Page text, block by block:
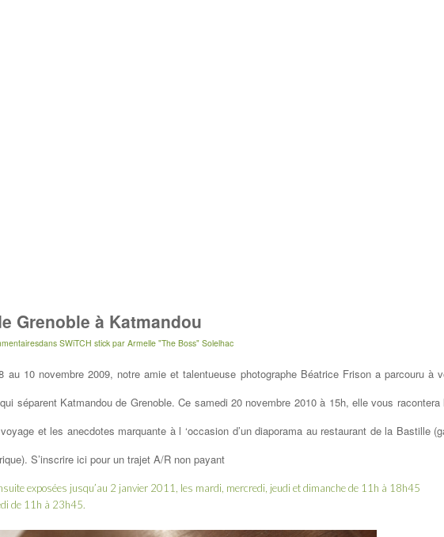
Grenoble à Katmandou
dans SWiTCH stick par Armelle "The Boss" Solelhac
au 10 novembre 2009, notre amie et talentueuse photographe Béatrice Frison a parcouru à
séparent Katmandou de Grenoble. Ce samedi 20 novembre 2010 à 15h, elle vous racontera
et les anecdotes marquante à l ‘occasion d’un diaporama au restaurant de la Bastille
S’inscrire ici pour un trajet A/R non payant
exposées jusqu’au 2 janvier 2011, les mardi, mercredi, jeudi et dimanche de 11h à 18h45
de 11h à 23h45.